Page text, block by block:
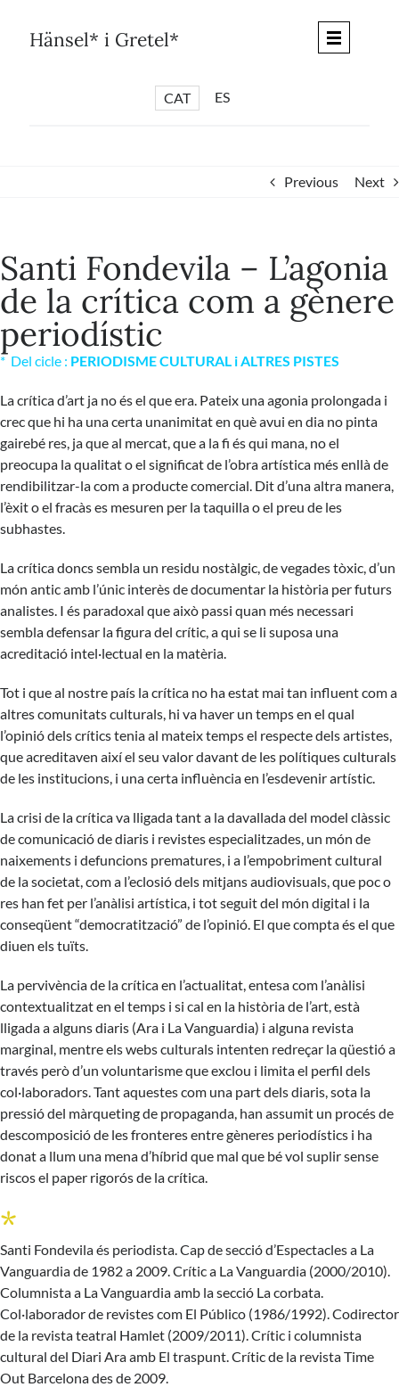
content
Hänsel* i Gretel*
CAT ES
* PISTES LITERÀRIES
*SÈRIE CULTURAL
*DIARI DEL DIA DESPRÉS
*QUIOSC HÄNSEL* i GRETEL*
* UNIVERS HÄNSEL* i GRETEL*
Previous Next
Santi Fondevila – L’agonia
de la crítica com a gènere
periodístic
* Del cicle : PERIODISME CULTURAL i ALTRES PISTES
La crítica d’art ja no és el que era. Pateix una agonia prolongada i
crec que hi ha una certa unanimitat en què avui en dia no pinta
gairebé res, ja que al mercat, que a la fi és qui mana, no el
preocupa la qualitat o el significat de l’obra artística més enllà de
rendibilitzar-la com a producte comercial. Dit d’una altra manera,
l’èxit o el fracàs es mesuren per la taquilla o el preu de les
subhastes.
La crítica doncs sembla un residu nostàlgic, de vegades tòxic, d’un
món antic amb l’únic interès de documentar la història per futurs
analistes. I és paradoxal que això passi quan més necessari
sembla defensar la figura del crític, a qui se li suposa una
acreditació intel·lectual en la matèria.
Tot i que al nostre país la crítica no ha estat mai tan influent com a
altres comunitats culturals, hi va haver un temps en el qual
l’opinió dels crítics tenia al mateix temps el respecte dels artistes,
que acreditaven així el seu valor davant de les polítiques culturals
de les institucions, i una certa influència en l’esdevenir artístic.
La crisi de la crítica va lligada tant a la davallada del model clàssic
de comunicació de diaris i revistes especialitzades, un món de
naixements i defuncions prematures, i a l’empobriment cultural
de la societat, com a l’eclosió dels mitjans audiovisuals, que poc o
res han fet per l’anàlisi artística, i tot seguit del món digital i la
conseqüent “democratització” de l’opinió. El que compta és el que
diuen els tuïts.
La pervivència de la crítica en l’actualitat, entesa com l’anàlisi
contextualitzat en el temps i si cal en la història de l’art, està
lligada a alguns diaris (Ara i La Vanguardia) i alguna revista
marginal, mentre els webs culturals intenten redreçar la qüestió a
través però d’un voluntarisme que exclou i limita el perfil dels
col·laboradors. Tant aquestes com una part dels diaris, sota la
pressió del màrqueting de propaganda, han assumit un procés de
descomposició de les fronteres entre gèneres periodístics i ha
donat a llum una mena d’híbrid que mal que bé vol suplir sense
riscos el paper rigorós de la crítica.
*
Santi Fondevila és periodista. Cap de secció d’Espectacles a La
Vanguardia de 1982 a 2009. Crític a La Vanguardia (2000/2010).
Columnista a La Vanguardia amb la secció La corbata.
Col·laborador de revistes com El Público (1986/1992). Codirector
de la revista teatral Hamlet (2009/2011). Crític i columnista
cultural del Diari Ara amb El traspunt. Crític de la revista Time
Out Barcelona des de 2009.